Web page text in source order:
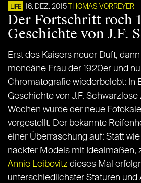
LIFE 16. DEZ. 2015 THOMAS VORREYER
Der Fortschritt roch
Geschichte von J.F.
Erst des Kaisers neuer Duft,
mondäne Frau der 1920er und
Chromatografie wiederbelebt: In
Geschichte von J.F. Schwarzlose
Wochen wurde der neue
vorgestellt. Der bekannte
einer Überraschung auf: Statt
nackter Models mit Idealmaßen,
Annie Leibovitz dieses Mal
unterschiedlichster Staturen und